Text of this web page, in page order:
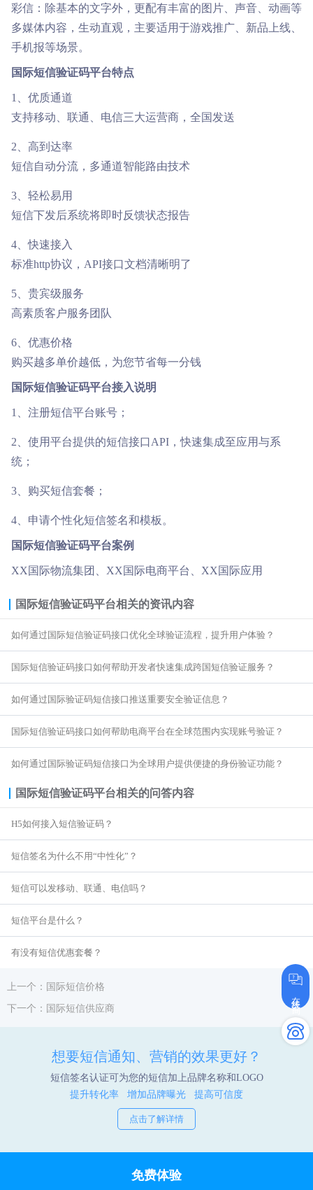
彩信：除基本的文字外，更配有丰富的图片、声音、动画等
多媒体内容，生动直观，主要适用于游戏推广、新品上线、
手机报等场景。
国际短信验证码平台特点
1、优质通道
支持移动、联通、电信三大运营商，全国发送
2、高到达率
短信自动分流，多通道智能路由技术
3、轻松易用
短信下发后系统将即时反馈状态报告
4、快速接入
标准http协议，API接口文档清晰明了
5、贵宾级服务
高素质客户服务团队
6、优惠价格
购买越多单价越低，为您节省每一分钱
国际短信验证码平台接入说明
1、注册短信平台账号；
2、使用平台提供的短信接口API，快速集成至应用与系
统；
3、购买短信套餐；
4、申请个性化短信签名和模板。
国际短信验证码平台案例
XX国际物流集团、XX国际电商平台、XX国际应用
国际短信验证码平台相关的资讯内容
如何通过国际短信验证码接口优化全球验证流程，提升用户体验？
国际短信验证码接口如何帮助开发者快速集成跨国短信验证服务？
如何通过国际验证码短信接口推送重要安全验证信息？
国际短信验证码接口如何帮助电商平台在全球范围内实现账号验证？
如何通过国际验证码短信接口为全球用户提供便捷的身份验证功能？
国际短信验证码平台相关的问答内容
H5如何接入短信验证码？
短信签名为什么不用“中性化”？
短信可以发移动、联通、电信吗？
短信平台是什么？
有没有短信优惠套餐？
上一个：国际短信价格
下一个：国际短信供应商
想要短信通知、营销的效果更好？
短信签名认证可为您的短信加上品牌名称和LOGO
提升转化率 增加品牌曝光 提高可信度
点击了解详情
在线咨询
免费体验